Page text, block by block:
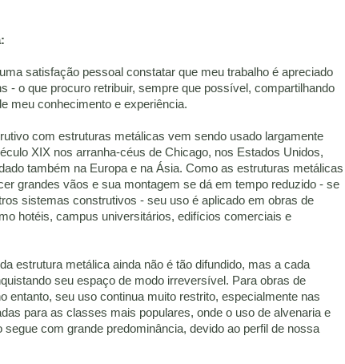
satisfação pessoal constatar que meu trabalho é apreciado
- o que procuro retribuir, sempre que possível, compartilhando
meu conhecimento e experiência.
com estruturas metálicas vem sendo usado largamente
XIX nos arranha-céus de Chicago, nos Estados Unidos,
também na Europa e na Ásia. Como as estruturas metálicas
grandes vãos e sua montagem se dá em tempo reduzido - se
sistemas construtivos - seu uso é aplicado em obras de
hotéis, campus universitários, edifícios comerciais e
estrutura metálica ainda não é tão difundido, mas a cada
seu espaço de modo irreversível. Para obras de
entanto, seu uso continua muito restrito, especialmente nas
para as classes mais populares, onde o uso de alvenaria e
segue com grande predominância, devido ao perfil de nossa